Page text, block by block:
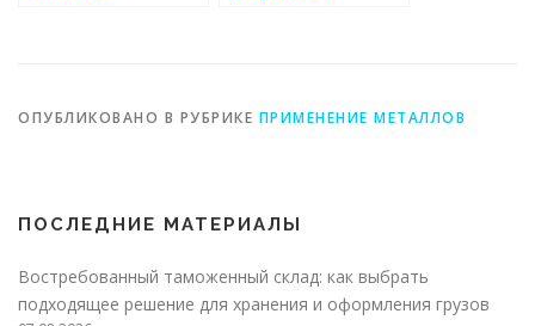
ОПУБЛИКОВАНО В РУБРИКЕ ПРИМЕНЕНИЕ МЕТАЛЛОВ
ПОСЛЕДНИЕ МАТЕРИАЛЫ
Востребованный таможенный склад: как выбрать
подходящее решение для хранения и оформления грузов